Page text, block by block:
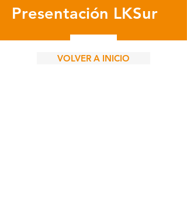
Presentación LKSur
VOLVER A INICIO